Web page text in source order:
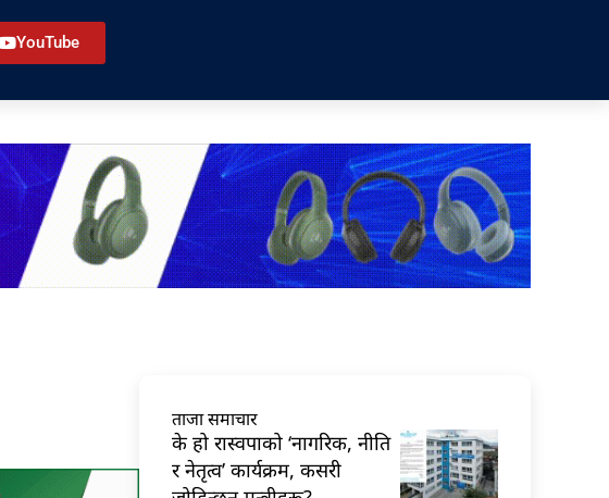
YouTube
ताजा समाचार
के हो रास्वपाको ‘नागरिक, नीति
र नेतृत्व’ कार्यक्रम, कसरी